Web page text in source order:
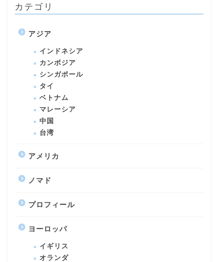
カテゴリ
アジア
インドネシア
カンボジア
シンガポール
タイ
ベトナム
マレーシア
中国
台湾
アメリカ
ノマド
プロフィール
ヨーロッパ
イギリス
オランダ